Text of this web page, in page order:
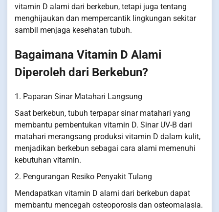
vitamin D alami dari berkebun, tetapi juga tentang
menghijaukan dan mempercantik lingkungan sekitar
sambil menjaga kesehatan tubuh.
Bagaimana Vitamin D Alami
Diperoleh dari Berkebun?
1. Paparan Sinar Matahari Langsung
Saat berkebun, tubuh terpapar sinar matahari yang
membantu pembentukan vitamin D. Sinar UV-B dari
matahari merangsang produksi vitamin D dalam kulit,
menjadikan berkebun sebagai cara alami memenuhi
kebutuhan vitamin.
2. Pengurangan Resiko Penyakit Tulang
Mendapatkan vitamin D alami dari berkebun dapat
membantu mencegah osteoporosis dan osteomalasia.